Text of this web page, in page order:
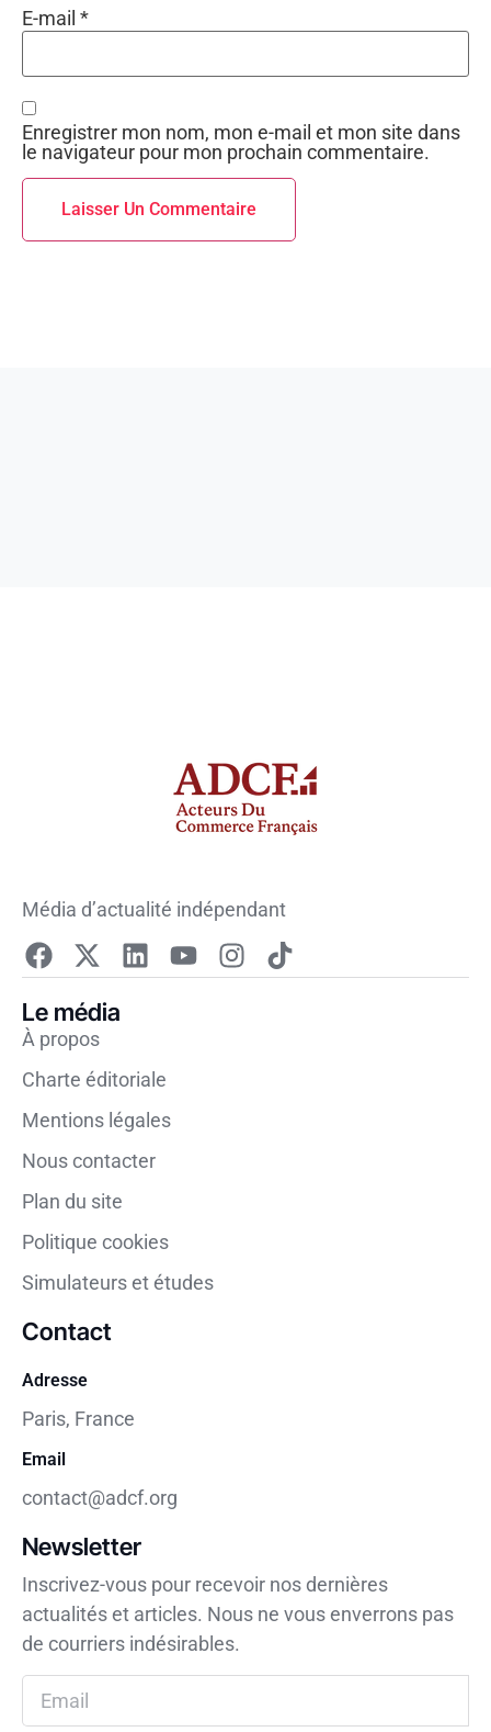
E-mail *
Enregistrer mon nom, mon e-mail et mon site dans
le navigateur pour mon prochain commentaire.
Média d’actualité indépendant
Le média
À propos
Charte éditoriale
Mentions légales
Nous contacter
Plan du site
Politique cookies
Simulateurs et études
Contact
Adresse
Paris, France
Email
contact@adcf.org
Newsletter
Inscrivez-vous pour recevoir nos dernières
actualités et articles. Nous ne vous enverrons pas
de courriers indésirables.